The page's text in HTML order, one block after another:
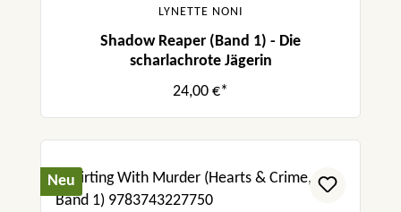
LYNETTE NONI
Shadow Reaper (Band 1) - Die
scharlachrote Jägerin
24,00 €*
Neu